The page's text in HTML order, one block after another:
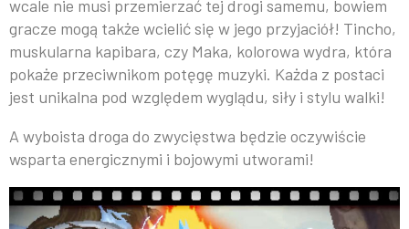
wcale nie musi przemierzać tej drogi samemu, bowiem
gracze mogą także wcielić się w jego przyjaciół! Tincho,
muskularna kapibara, czy Maka, kolorowa wydra, która
pokaże przeciwnikom potęgę muzyki. Każda z postaci
jest unikalna pod względem wyglądu, siły i stylu walki!
A wyboista droga do zwycięstwa będzie oczywiście
wsparta energicznymi i bojowymi utworami!